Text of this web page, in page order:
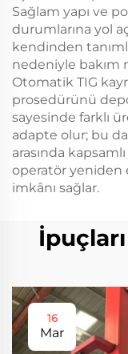
Sağlam yapı ve
durumlarına yol
kendinden
nedeniyle bakım
Otomatik TIG
prosedürünü
sayesinde farklı
adapte olur; bu
arasında
operatör yeniden
imkânı sağlar.
16
Mar